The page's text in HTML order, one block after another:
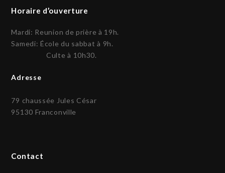
Horaire d’ouverture
Mardi: Reunion de prière à 19h.
Samedi: École du sabbat à 9h.
Culte à 10h30.
Adresse
79 chaussée Jules César
95130 Franconville
Contact